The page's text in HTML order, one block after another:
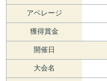
アベレージ
獲得賞金
開催日
大会名